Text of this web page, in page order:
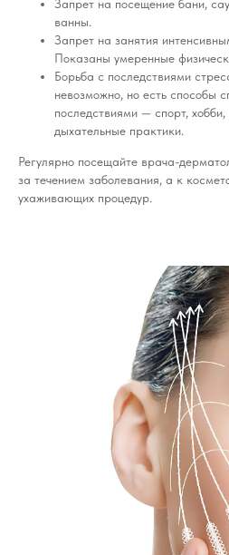
Запрет на посещение бани,
ванны.
Запрет на занятия
Показаны умеренные
Борьба с последствиями
невозможно, но есть способы
последствиями — спорт,
дыхательные практики.
Регулярно посещайте врача-
за течением заболевания, а к
ухаживающих процедур.